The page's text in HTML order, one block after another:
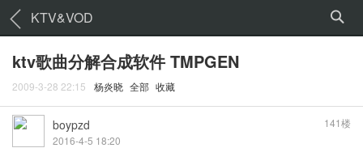
KTV&VOD
ktv歌曲分解合成软件 TMPGEN
2009-3-28 22:15 杨炎晓 全部 收藏
141楼
boypzd
2016-4-5 18:20